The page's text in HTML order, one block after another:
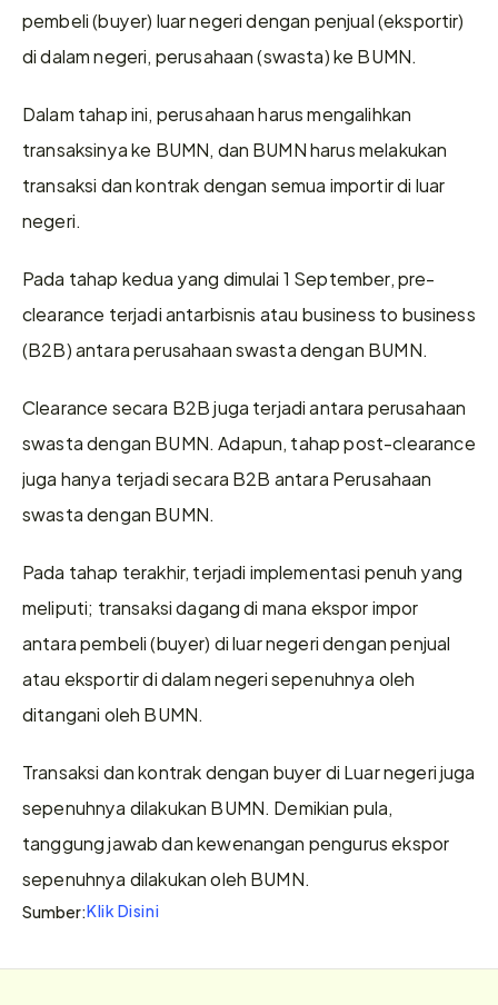
pembeli (buyer) luar negeri dengan penjual (eksportir)
di dalam negeri, perusahaan (swasta) ke BUMN.
Dalam tahap ini, perusahaan harus mengalihkan
transaksinya ke BUMN, dan BUMN harus melakukan
transaksi dan kontrak dengan semua importir di luar
negeri.
Pada tahap kedua yang dimulai 1 September, pre-
clearance terjadi antarbisnis atau business to business
(B2B) antara perusahaan swasta dengan BUMN.
Clearance secara B2B juga terjadi antara perusahaan
swasta dengan BUMN. Adapun, tahap post-clearance
juga hanya terjadi secara B2B antara Perusahaan
swasta dengan BUMN.
Pada tahap terakhir, terjadi implementasi penuh yang
meliputi; transaksi dagang di mana ekspor impor
antara pembeli (buyer) di luar negeri dengan penjual
atau eksportir di dalam negeri sepenuhnya oleh
ditangani oleh BUMN.
Transaksi dan kontrak dengan buyer di Luar negeri juga
sepenuhnya dilakukan BUMN. Demikian pula,
tanggung jawab dan kewenangan pengurus ekspor
sepenuhnya dilakukan oleh BUMN.
Sumber:Klik Disini